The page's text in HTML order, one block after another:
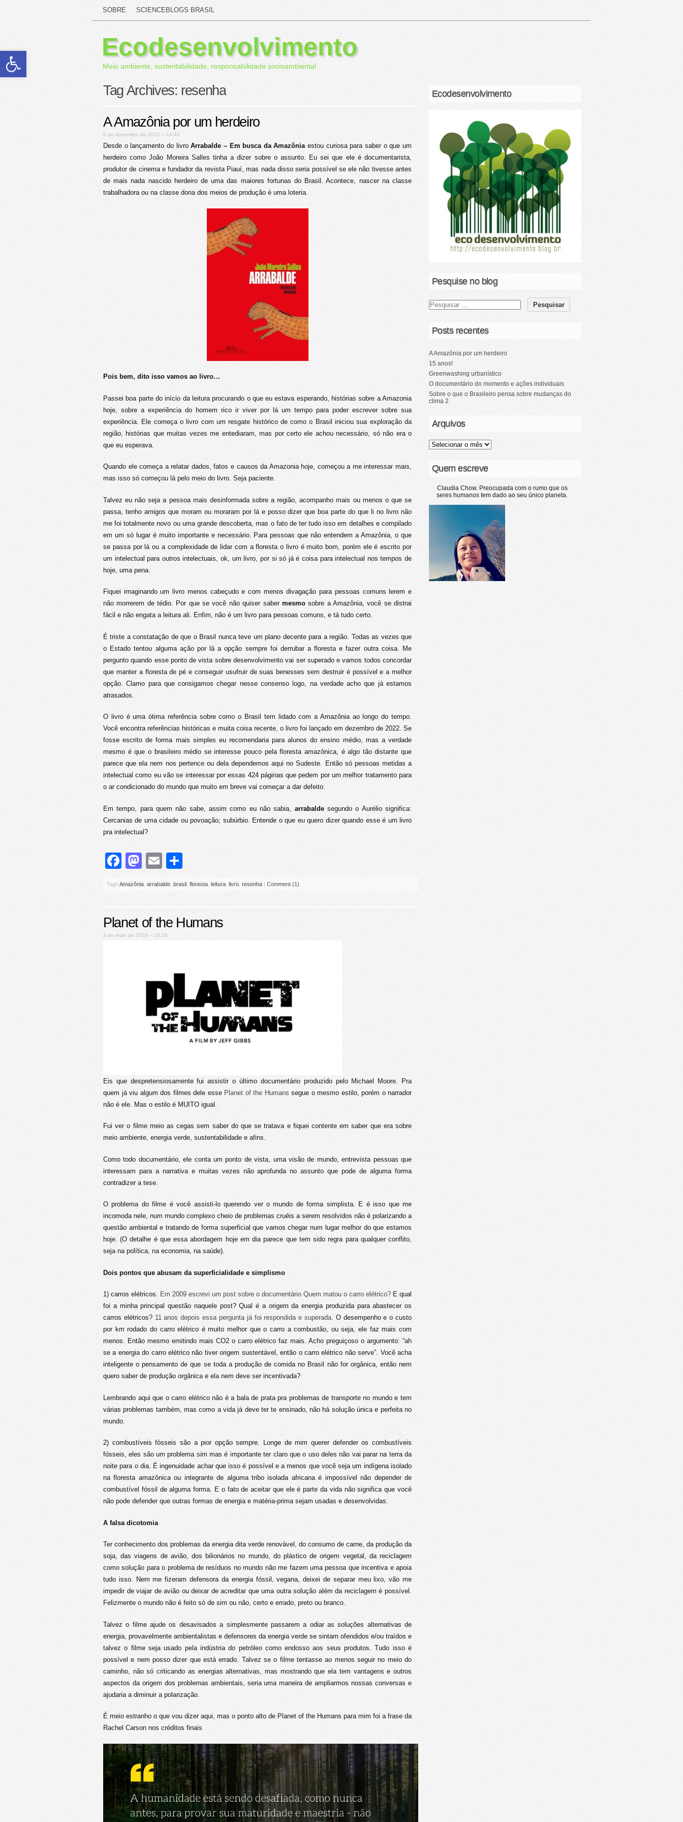
Abrir a barra de ferramentas
SOBRE SCIENCEBLOGS BRASIL
Ecodesenvolvimento
Meio ambiente, sustentabilidade, responsabilidade socioambiental
Tag Archives: resenha
A Amazônia por um herdeiro
6 de novembro de 2023 – 14:46
Desde o lançamento do livroArrabalde – Em busca da Amazôniaestou curiosa para saber o que um
herdeiro como João Moreira Salles tinha a dizer sobre o assunto. Eu sei que ele é documentarista,
produtor de cinema e fundador da revista Piauí, mas nada disso seria possível se ele não tivesse antes
de mais nada nascido herdeiro de uma das maiores fortunas do Brasil. Acontece, nascer na classe
trabalhadora ou na classe dona dos meios de produção é uma loteria.
Pois bem, dito isso vamos ao livro…
Passei boa parte do início da leitura procurando o que eu estava esperando, histórias sobre a Amazonia
hoje, sobre a experiência do homem rico ir viver por lá um tempo para poder escrever sobre sua
experiência. Ele começa o livro com um resgate histórico de como o Brasil iniciou sua exploração da
região, histórias que muitas vezes me entediaram, mas por certo ele achou necessário, só não era o
que eu esperava.
Quando ele começa a relatar dados, fatos e causos da Amazonia hoje, começou a me interessar mais,
mas isso só começou lá pelo meio do livro. Seja paciente.
Talvez eu não seja a pessoa mais desinformada sobre a região, acompanho mais ou menos o que se
passa, tenho amigos que moram ou moraram por lá e posso dizer que boa parte do que li no livro não
me foi totalmente novo ou uma grande descoberta, mas o fato de ter tudo isso em detalhes e compilado
em um só lugar é muito importante e necessário. Para pessoas que não entendem a Amazônia, o que
se passa por lá ou a complexidade de lidar com a floresta o livro é muito bom, porém ele é escrito por
um intelectual para outros intelectuais, ok, um livro, por si só já é coisa para intelectual nos tempos de
hoje, uma pena.
Fiquei imaginando um livro menos cabeçudo e com menos divagação para pessoas comuns lerem e
não morrerem de tédio. Por que se você não quiser saber mesmosobre a Amazônia, você se distrai
fácil e não engata a leitura ali. Enfim, não é um livro para pessoas comuns, e tá tudo certo.
É triste a constatação de que o Brasil nunca teve um plano decente para a região. Todas as vezes que
o Estado tentou alguma ação por lá a opção sempre foi derrubar a floresta e fazer outra coisa. Me
pergunto quando esse ponto de vista sobre desenvolvimento vai ser superado e vamos todos concordar
que manter a floresta de pé e conseguir usufruir de suas benesses sem destruir é possível e a melhor
opção. Clamo para que consigamos chegar nesse consenso logo, na verdade acho que já estamos
atrasados.
O livro é uma ótima referência sobre como o Brasil tem lidado com a Amazônia ao longo do tempo.
Você encontra referências históricas e muita coisa recente, o livro foi lançado em dezembro de 2022. Se
fosse escrito de forma mais simples eu recomendaria para alunos do ensino médio, mas a verdade
mesmo é que o brasileiro médio se interesse pouco pela floresta amazônica, é algo tão distante que
parece que ela nem nos pertence ou dela dependemos aqui no Sudeste. Então só pessoas metidas a
intelectual como eu vão se interessar por essas 424 páginas que pedem por um melhor tratamento para
o ar condicionado do mundo que muito em breve vai começar a dar defeito.
Em tempo, para quem não sabe, assim como eu não sabia, arrabaldesegundo o Aurélio significa:
Cercanias de uma cidade ou povoação; subúrbio. Entende o que eu quero dizer quando esse é um livro
pra intelectual?
Facebook
Mastodon
Email
Tags Amazônia arrabalde brasil floresta leitura livro resenha | Comment (1)
Planet of the Humans
3 de maio de 2020 – 14:18
Eis que despretensiosamente fui assistir o último documentário produzido pelo Michael Moore. Pra
quem já viu algum dos filmes dele esse Planet of the Humans segue o mesmo estilo, porém o narrador
não é ele. Mas o estilo é MUITO igual.
Fui ver o filme meio as cegas sem saber do que se tratava e fiquei contente em saber que era sobre
meio ambiente, energia verde, sustentabilidade e afins.
Como todo documentário, ele conta um ponto de vista, uma visão de mundo, entrevista pessoas que
interessam para a narrativa e muitas vezes não aprofunda no assunto que pode de alguma forma
contradizer a tese.
O problema do filme é você assisti-lo querendo ver o mundo de forma simplista. E é isso que me
incomoda nele, num mundo complexo cheio de problemas cruéis a serem resolvidos não é polarizando a
questão ambiental e tratando de forma superficial que vamos chegar num lugar melhor do que estamos
hoje. (O detalhe é que essa abordagem hoje em dia parece que tem sido regra para qualquer conflito,
seja na política, na economia, na saúde).
Dois pontos que abusam da superficialidade e simplismo
1) carros elétricos. Em 2009 escrevi um post sobre o documentário Quem matou o carro elétrico? E qual
foi a minha principal questão naquele post? Qual é a origem da energia produzida para abastecer os
carros elétricos? 11 anos depois essa pergunta já foi respondida e superada. O desempenho e o custo
por km rodado do carro elétrico é muito melhor que o carro a combustão, ou seja, ele faz mais com
menos. Então mesmo emitindo mais CO2 o carro elétrico faz mais. Acho preguiçoso o argumento: “ah
se a energia do carro elétrico não tiver origem sustentável, então o carro elétrico não serve”. Você acha
inteligente o pensamento de que se toda a produção de comida no Brasil não for orgânica, então nem
quero saber de produção orgânica e ela nem deve ser incentivada?
Lembrando aqui que o carro elétrico não é a bala de prata pra problemas de transporte no mundo e tem
várias problemas também, mas como a vida já deve ter te ensinado, não há solução única e perfeita no
mundo.
2) combustíveis fósseis são a pior opção sempre. Longe de mim querer defender os combustíveis
fósseis, eles são um problema sim mas é importante ter claro que o uso deles não vai parar na terra da
noite para o dia. É ingenuidade achar que isso é possível e a menos que você seja um indígena isolado
na floresta amazônica ou integrante de alguma tribo isolada africana é impossível não depender de
combustível fóssil de alguma forma. E o fato de aceitar que ele é parte da vida não significa que você
não pode defender que outras formas de energia e matéria-prima sejam usadas e desenvolvidas.
A falsa dicotomia
Ter conhecimento dos problemas da energia dita verde renovável, do consumo de carne, da produção da
soja, das viagens de avião, dos bilionários no mundo, do plástico de origem vegetal, da reciclagem
como solução para o problema de resíduos no mundo não me fazem uma pessoa que incentiva e apoia
tudo isso. Nem me fizeram defensora da energia fóssil, vegana, deixei de separar meu lixo, vão me
impedir de viajar de avião ou deixar de acreditar que uma outra solução além da reciclagem é possível.
Felizmente o mundo não é feito só de sim ou não, certo e errado, preto ou branco.
Talvez o filme ajude os desavisados a simplesmente passarem a odiar as soluções alternativas de
energia, provavelmente ambientalistas e defensores da energia verde se sintam ofendidos e/ou traídos e
talvez o filme seja usado pela indústria do petróleo como endosso aos seus produtos. Tudo isso é
possível e nem posso dizer que está errado. Talvez se o filme tentasse ao menos seguir no meio do
caminho, não só criticando as energias alternativas, mas mostrando que ela tem vantagens e outros
aspectos da origem dos problemas ambientais, seria uma maneira de ampliarmos nossas conversas e
ajudaria a diminuir a polarização.
É meio estranho o que vou dizer aqui, mas o ponto alto de Planet of the Humans para mim foi a frase da
Rachel Carson nos créditos finais
Ecodesenvolvimento
Pesquise no blog
Posts recentes
A Amazônia por um herdeiro
15 anos!
Greenwashing urbanístico
O documentário do momento e ações individuais
Sobre o que o Brasileiro pensa sobre mudanças do
clima 2
Arquivos
Quem escreve
Claudia Chow. Preocupada com o rumo que os
seres humanos tem dado ao seu único planeta.